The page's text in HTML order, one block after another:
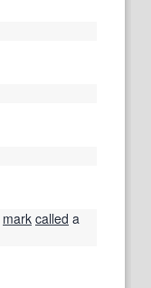
mark called a